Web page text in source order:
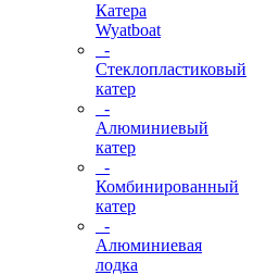
Катера
Wyatboat
-
Cтеклопластиковый
катер
-
Алюминиевый
катер
-
Комбинированный
катер
-
Алюминиевая
лодка